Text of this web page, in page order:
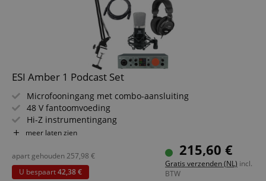
ESI Amber 1 Podcast Set
Microfooningang met combo-aansluiting
48 V fantoomvoeding
Hi-Z instrumentingang
Stereo line-ingang
Set inclusief microfoon, koptelefoon, microfoonarm en
XLR-kabel
meer laten zien
215,60 €
Gratis verzenden (NL) incl.
BTW
apart gehouden257,98 €
U bespaart42,38 €